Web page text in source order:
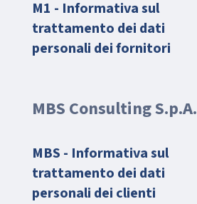
M1 - Informativa sul
trattamento dei dati
personali dei fornitori
MBS Consulting S.p.A.
MBS - Informativa sul
trattamento dei dati
personali dei clienti